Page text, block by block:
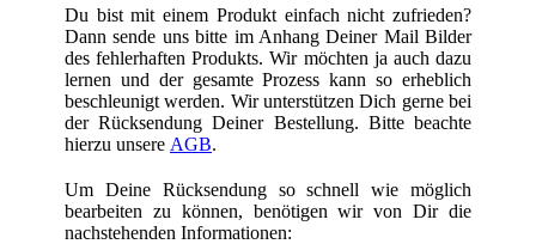
Du bist mit einem Produkt einfach nicht zufrieden?
Dann sende uns bitte im Anhang Deiner Mail Bilder
des fehlerhaften Produkts. Wir möchten ja auch dazu
lernen und der gesamte Prozess kann so erheblich
beschleunigt werden. Wir unterstützen Dich gerne bei
der Rücksendung Deiner Bestellung. Bitte beachte
hierzu unsere AGB.
Um Deine Rücksendung so schnell wie möglich
bearbeiten zu können, benötigen wir von Dir die
nachstehenden Informationen: